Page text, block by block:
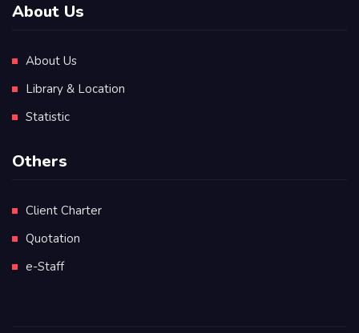
About Us
About Us
Library & Location
Statistic
Others
Client Charter
Quotation
e-Staff